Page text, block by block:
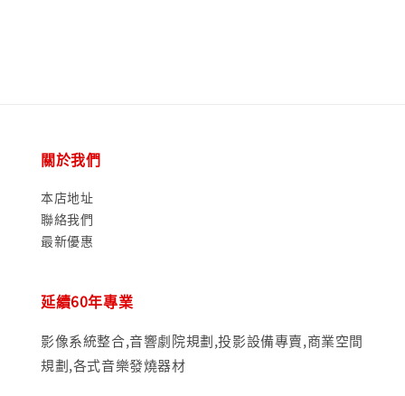
關於我們
本店地址
聯絡我們
最新優惠
延續60年專業
影像系統整合,音響劇院規劃,投影設備專賣,商業空間
規劃,各式音樂發燒器材